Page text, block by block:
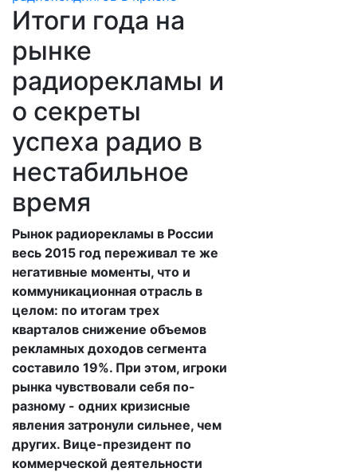
Итоги года на
рынке
радиорекламы и
о секреты
успеха радио в
нестабильное
время
Рынок радиорекламы в России
весь 2015 год переживал те же
негативные моменты, что и
коммуникационная отрасль в
целом: по итогам трех
кварталов снижение объемов
рекламных доходов сегмента
составило 19%. При этом, игроки
рынка чувствовали себя по-
разному - одних кризисные
явления затронули сильнее, чем
других. Вице-президент по
коммерческой деятельности